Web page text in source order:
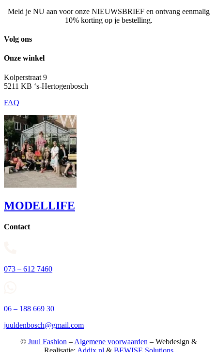
Meld je NU aan voor onze NIEUWSBRIEF en ontvang eenmalig
10% korting op je bestelling.
Volg ons
Onze winkel
Kolperstraat 9
5211 KB ‘s-Hertogenbosch
FAQ
MODELLIFE
Contact
073 – 612 7460
06 – 188 669 30
juuldenbosch@gmail.com
© Juul Fashion – Algemene voorwaarden – Webdesign &